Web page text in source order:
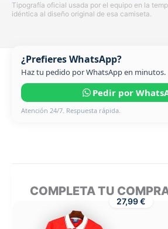
Tipografía oficial usada por el equipo en la
idéntica al diseño original de esa camiseta.
¿Prefieres WhatsApp?
Haz tu pedido por WhatsApp en minutos.
Pedir por
Atención 24/7. Respuesta rápida.
COMPLETA TU
27,99 €